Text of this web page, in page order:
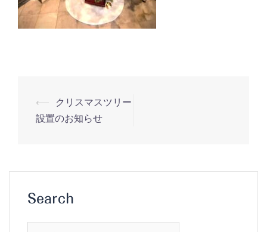
投
稿
ゲ
ー
シ
ョ
⟵
クリスマスツリー
設置のお知らせ
Search